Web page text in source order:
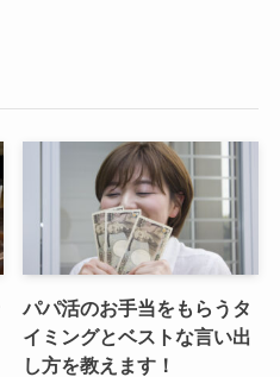
パパ活のお手当をもらうタ
イミングとベストな言い出
し方を教えます！